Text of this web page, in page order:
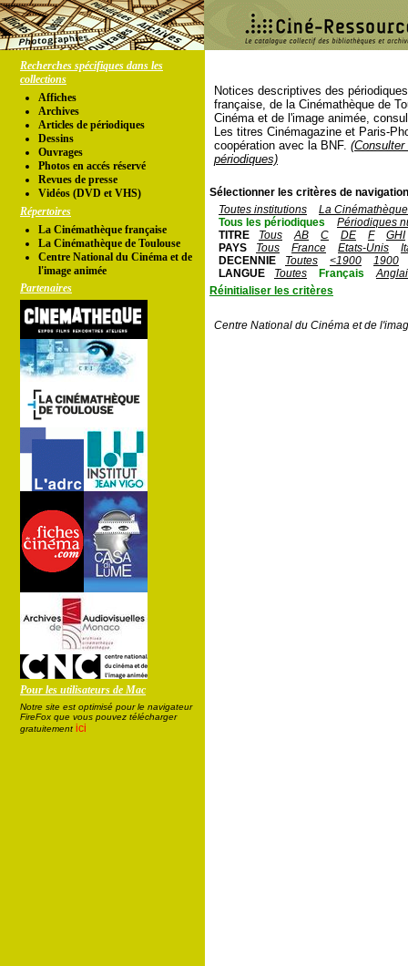
Recherches spécifiques dans les
collections
Affiches
Archives
Articles de périodiques
Dessins
Ouvrages
Photos en accés réservé
Revues de presse
Vidéos (DVD et VHS)
Répertoires
La Cinémathèque française
La Cinémathèque de Toulouse
Centre National du Cinéma et de
l'image animée
Partenaires
Pour les utilisateurs de Mac
Notre site est optimisé pour le navigateur
FireFox que vous pouvez télécharger
gratuitement ici
Notices descriptives des
française, de la Cinémathèque de
Cinéma et de l'image animée,
Les titres Cinémagazine et Paris-
coopération avec la BNF.
périodiques)
Sélectionner les critères de
Toutes institutions
La
Tous les périodiques
Périodiques
TITRE
Tous AB C DE F
GHI
PAYS
Tous France Etats-Unis
DECENNIE
Toutes <1900
1900
LANGUE
Toutes Français
Réinitialiser les critères
Centre National du Cinéma et de